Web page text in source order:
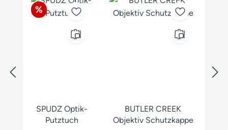
Rabatt
%
SPUDZ Optik-
Putztuch
BUTLER CREEK
Objektiv Schutzkappe